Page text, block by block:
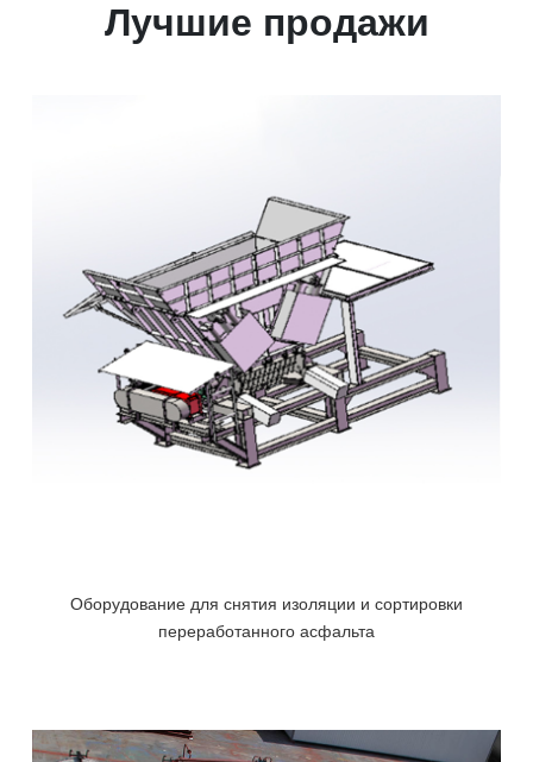
Лучшие продажи
Оборудование для снятия изоляции и сортировки
переработанного асфальта